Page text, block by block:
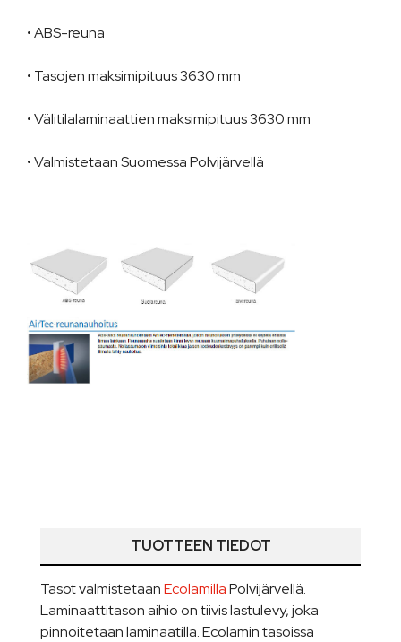
• ABS-reuna
• Tasojen maksimipituus 3630 mm
• Välitilalaminaattien maksimipituus 3630 mm
• Valmistetaan Suomessa Polvijärvellä
TUOTTEEN TIEDOT
Tasot valmistetaanEcolamillaPolvijärvellä.
Laminaattitason aihio on tiivis lastulevy, joka
pinnoitetaan laminaatilla. Ecolamin tasoissa